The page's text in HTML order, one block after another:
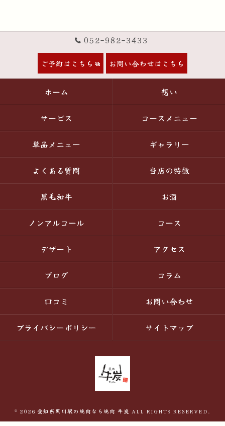
052-982-3433
ご予約はこちら お問い合わせはこちら
ホーム 想い
サービス コースメニュー
単品メニュー ギャラリー
よくある質問 当店の特徴
黒毛和牛 お酒
ノンアルコール コース
デザート アクセス
ブログ コラム
口コミ お問い合わせ
プライバシーポリシー サイトマップ
© 2026 愛知県黒川駅の焼肉なら焼肉 牛炭 ALL RIGHTS RESERVED.